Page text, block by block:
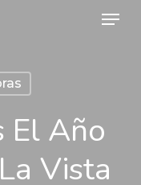
Menu
El Año
Vista